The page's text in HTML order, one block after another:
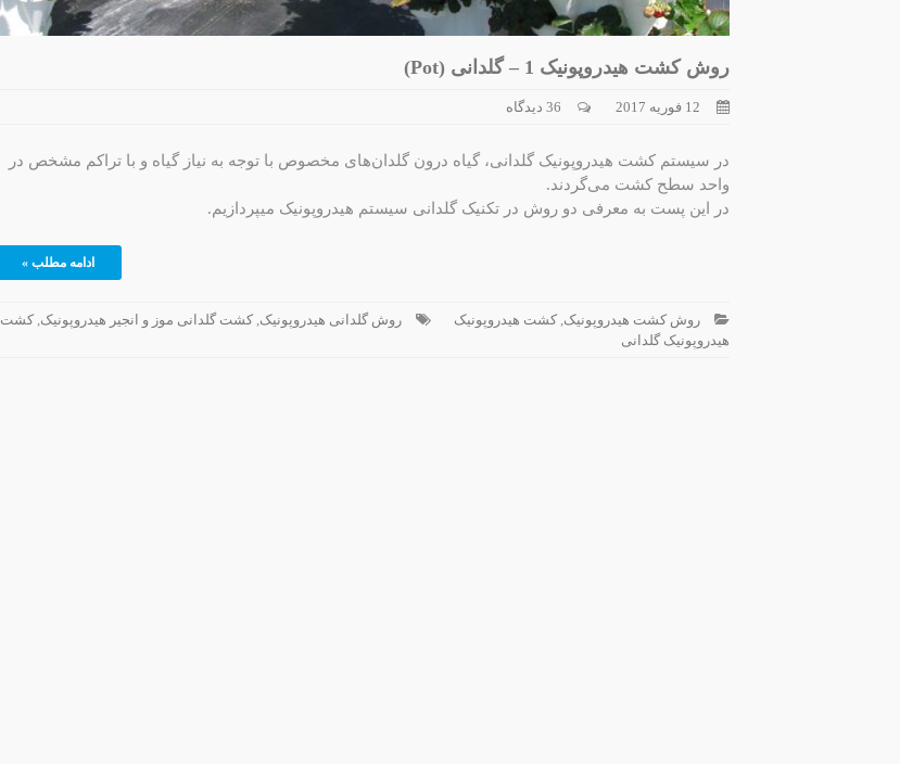
روش کشت هیدروپونیک 1 – گلدانی (Pot)
12 فوریه 2017 36 دیدگاه
در سیستم کشت هیدروپونیک گلدانی، گیاه درون گلدان‌های مخصوص با توجه به نیاز گیاه و با تراکم مشخص در
واحد سطح کشت می‌گردند.
در این پست به معرفی دو روش در تکنیک گلدانی سیستم هیدروپونیک میپردازیم.
ادامه مطلب »
روش کشت هیدروپونیک کشت هیدروپونیک روش گلدانی هیدروپونیک کشت گلدانی موز و انجیر هیدروپونیک کشت
هیدروپونیک گلدانی